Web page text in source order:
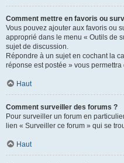
Comment mettre en favoris ou
Vous pouvez ajouter aux favoris ou
approprié dans le menu « Outils de
sujet de discussion.
Répondre à un sujet en cochant la
réponse est postée » vous
Haut
Comment surveiller des forums ?
Pour surveiller un forum en
lien « Surveiller ce forum » qui se
Haut